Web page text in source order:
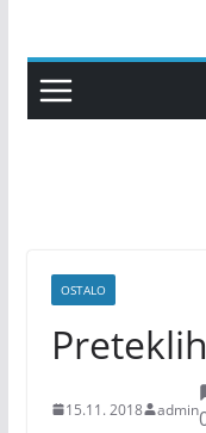
content
OSTALO
15.11. 2018 admin